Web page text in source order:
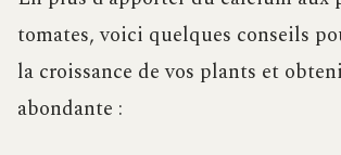
tomates, voici quelques conseils
la croissance de vos plants et
abondante :